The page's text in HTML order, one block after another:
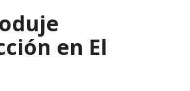
en El